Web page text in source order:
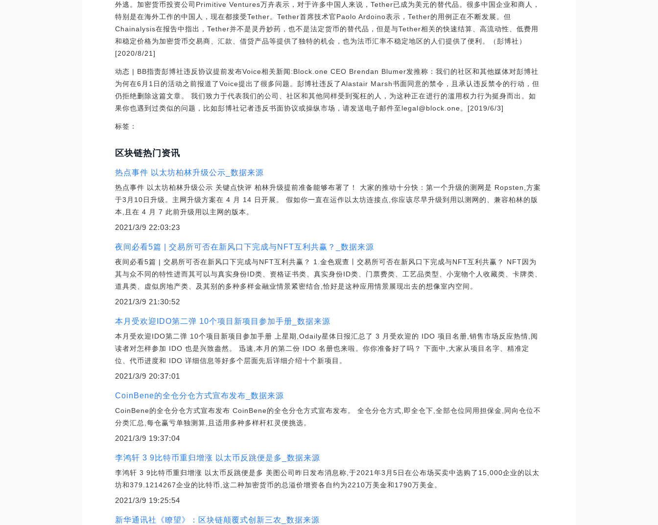
外逃。加密货币投资公司Primitive Ventures万卉表示，对于许多中国人来说，Tether已成为美元的替代品。很多中国企业和商人，
特别是在海外工作的中国人，现在都接受Tether。Tether首席技术官Paolo Ardoino表示，Tether的用例正在不断发展。但
Chainalysis在报告中指出，Tether并不是灵丹妙药，也不是法定货币的替代品，但是与Tether相关的快速结算、高流动性、低费用
和稳定价格为加密货币交易商、汇款、借贷产品等提供了独特的机会，也为法币汇率不稳定地区的人们提供了便利。（彭博社）
[2020/8/21]
动态 | BB指责彭博社违反协议提前发布Voice相关新闻:Block.one CEO Brendan Blumer发推称：我们的社区和其他媒体对彭博社
为何在6月1日的活动之前报道了Voice提出了很多问题。彭博社违反了Alastair Marsh书面同意的禁令，且承认违反禁令的行动，但
仍拒绝删除这篇文章。 我们致力于代表我们的公司、社区和其他同样受到冤枉的人，为这种正在进行的滥用权力行为挺身而出。如
果你也遇到过类似的问题，比如彭博社记者违反书面协议或操纵市场，请发送电子邮件至legal@block.one。[2019/6/3]
标签：
区块链热门资讯
热点事件 以太坊柏林升级公示_数据来源
热点事件 以太坊柏林升级公示 关键点快评 柏林升级提前准备能够布署了！ 大家的推动十分快：第一个升级的测网是 Ropsten,方案
于3月10日升级。主网升级方案在 4 月 14 日开展。 假如你一直在运作以太坊连接点,你应该尽早升级到用以测网的、兼容柏林的版
本,且在 4 月 7 此前升级用以主网的版本。
2021/3/9 22:03:23
夜间必看5篇 | 交易所可否在新风口下完成与NFT互利共赢？_数据来源
夜间必看5篇 | 交易所可否在新风口下完成与NFT互利共赢？ 1.金色观查丨交易所可否在新风口下完成与NFT互利共赢？ NFT因为
其与众不同的特性进而其可以与真实身份ID类、资格证书类、真实身份ID类、门票费类、工艺品类型、小宠物个人收藏类、卡牌类、
道具类、虚似房地产类、及其别的多种多样金融业情景紧密结合,恰好是这种应用情景展现出去的想像室内空间。
2021/3/9 21:30:52
本月受欢迎IDO第二弹 10个项目新项目参加手册_数据来源
本月受欢迎IDO第二弹 10个项目新项目参加手册 上星期,Odaily星体日报汇总了 3 月受欢迎的 IDO 项目名册,销售市场反应热情,阅
读者对怎样参加 IDO 也是兴致盎然。 迅速,本月的第二份 IDO 名册也来啦。你你准备好了吗？ 下面中,大家从项目名字、精准定
位、代币进度和 IDO 详细信息等好多个层面先后详细介绍十个新项目。
2021/3/9 20:37:01
CoinBene的全仓分仓方式宣布发布_数据来源
CoinBene的全仓分仓方式宣布发布 CoinBene的全仓分仓方式宣布发布。 全仓分仓方式,即全仓下,全部仓位同用担保金,同向仓位不
分类汇总,每仓赢亏单独测算,且适用多种多样杆杠灵便挑选。
2021/3/9 19:37:04
李鸿轩 3 9比特币重归增涨 以太币反跳便是多_数据来源
李鸿轩 3 9比特币重归增涨 以太币反跳便是多 美图公司昨日发布消息称,于2021年3月5日在公布场买卖中选购了15,000企业的以太
坊和379.1214267企业的比特币,这二种加密货币的总溢价增资各自约为2210万美金和1790万美金。
2021/3/9 19:25:54
新华通讯社《瞭望》：区块链颠覆式创新三农_数据来源